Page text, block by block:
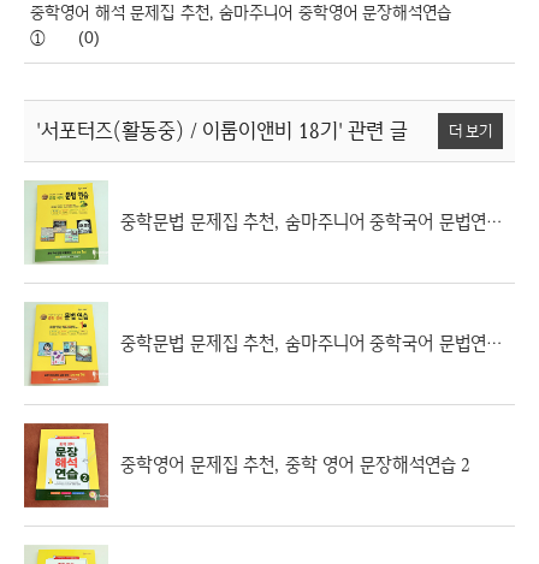
중학영어 해석 문제집 추천, 숨마주니어 중학영어 문장해석연습
①
(0)
'서포터즈(활동중) / 이룸이앤비 18기' 관련 글 더 보기
중학문법 문제집 추천, 숨마주니어 중학국어 문법연습 2
중학문법 문제집 추천, 숨마주니어 중학국어 문법연습 1
중학영어 문제집 추천, 중학 영어 문장해석연습 2